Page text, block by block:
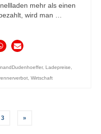
mehr als einen
wird man …
, Ladepreise
Wirtschaft
3 »